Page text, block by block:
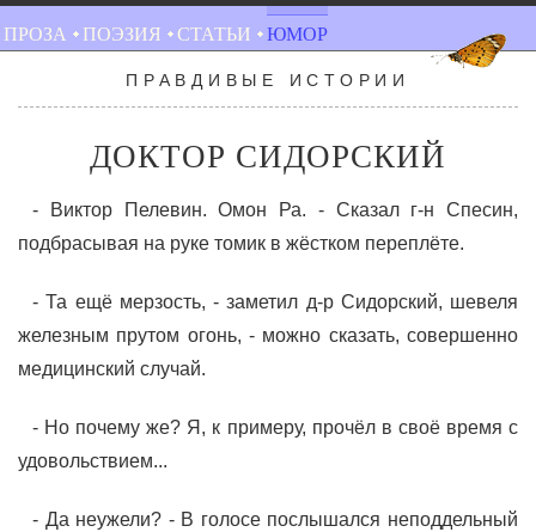
ПРОЗА ПОЭЗИЯ СТАТЬИ ЮМОР
ПРАВДИВЫЕ ИСТОРИИ
ДОКТОР СИДОРСКИЙ
- Виктор Пелевин. Омон Ра. - Сказал г-н Спесин,
подбрасывая на руке томик в жёстком переплёте.
- Та ещё мерзость, - заметил д-р Сидорский, шевеля
железным прутом огонь, - можно сказать, совершенно
медицинский случай.
- Но почему же? Я, к примеру, прочёл в своё время с
удовольствием...
- Да неужели? - В голосе послышался неподдельный